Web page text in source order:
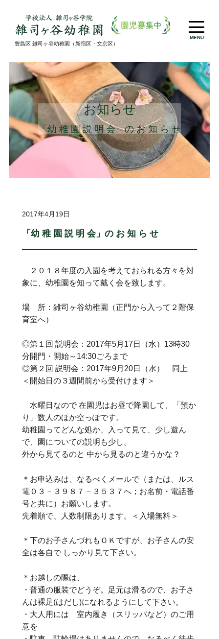
豊島区 雑司ヶ谷幼稚園（新宿区・文京区）
MENU
お知らせ
「幼 稚 園 説 明 会」の お 知 ら せ
2017年4月19日
「幼 稚 園 説 明 会」の お 知 ら せ
２０１８年度の入園を考えておられる方々を対
象に、幼稚園を知って戴く会を致します。
場 所：雑司ヶ谷幼稚園（正門から入って２階保
育室へ）
◎第１回 説明会：2017年5月17日（水）13時30
分開門・開始～14:30ごろまで
◎第２回 説明会：2017年9月20日（水） 同上
＜開始日の３週間前から受付けます＞
水曜日なので 在園児はお昼で降園して、「預か
り」数人のほか空っぽです。
幼稚園ってどんな処か、入って見て、少し遊ん
で、園についての説明も少し。
外から見てるのと 中から見るのと違うかな？
＊お申込みは、なるべくメールで（または、ルス
電０３－３９８７－３５３７へ；お名前・電話番
号と共に）お願いします。
先着順で、人数制限あります。＜入場無料＞
＊下のお子さんづれもＯＫですが、お子さんの安
全は各自で しっかり見て下さい。
＊お越しの際は、
・普通の服装でどうぞ。足元は滑るので、お子さ
んは裸足(はだし)になれるようにして下さい。
・大人用には 室内履き（スリッパなど）のご用
意を